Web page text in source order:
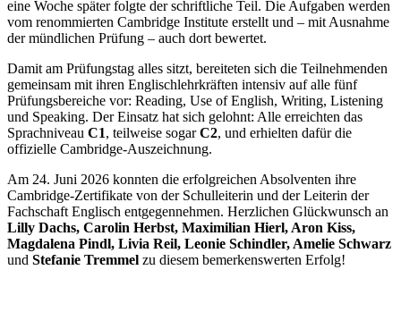
eine Woche später folgte der schriftliche Teil. Die Aufgaben werden
vom renommierten Cambridge Institute erstellt und – mit Ausnahme
der mündlichen Prüfung – auch dort bewertet.
Damit am Prüfungstag alles sitzt, bereiteten sich die Teilnehmenden
gemeinsam mit ihren Englischlehrkräften intensiv auf alle fünf
Prüfungsbereiche vor: Reading, Use of English, Writing, Listening
und Speaking. Der Einsatz hat sich gelohnt: Alle erreichten das
Sprachniveau C1, teilweise sogarC2, und erhielten dafür die
offizielle Cambridge-Auszeichnung.
Am 24. Juni 2026 konnten die erfolgreichen Absolventen ihre
Cambridge-Zertifikate von der Schulleiterin und der Leiterin der
Fachschaft Englisch entgegennehmen. Herzlichen Glückwunsch an
Lilly Dachs, Carolin Herbst, Maximilian Hierl, Aron Kiss,
Magdalena Pindl, Livia Reil, Leonie Schindler, Amelie Schwarz
und Stefanie Tremmel zu diesem bemerkenswerten Erfolg!